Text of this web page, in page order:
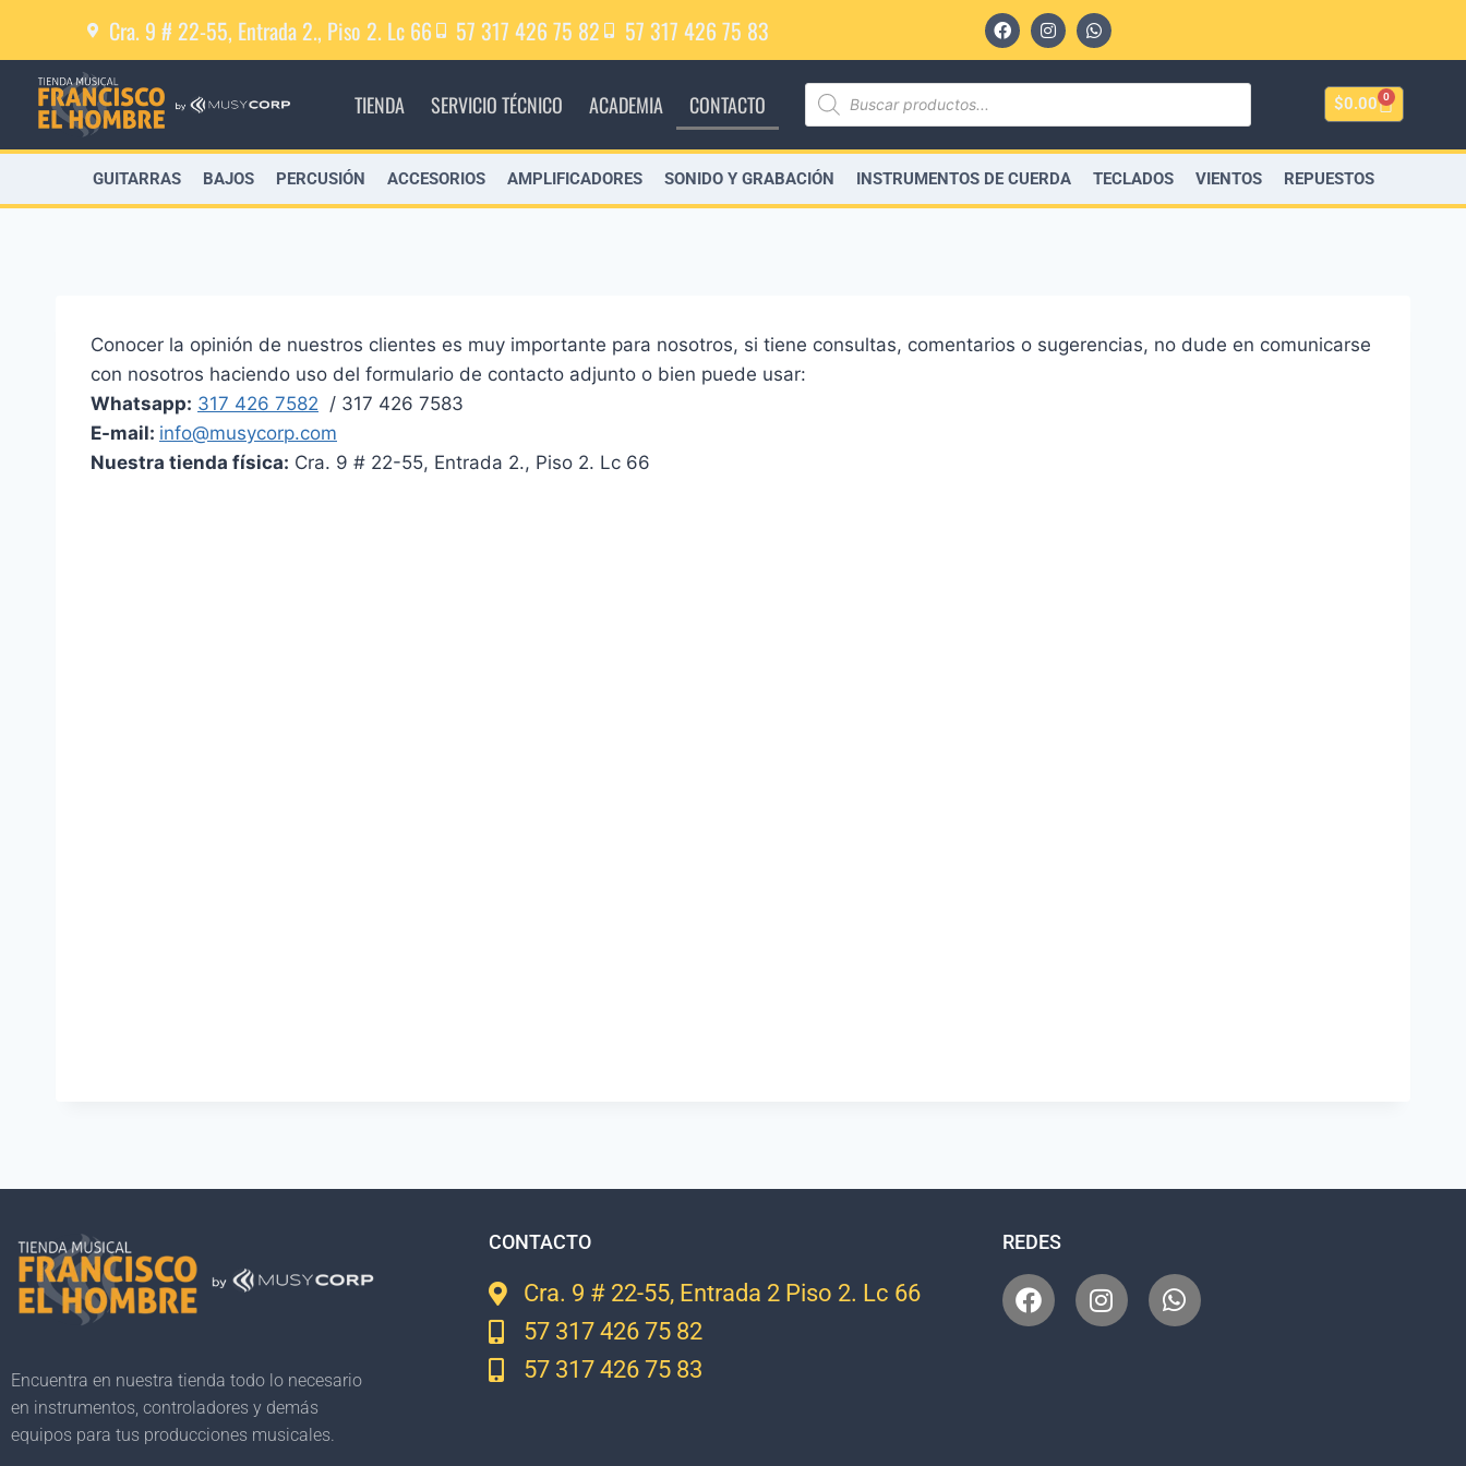
Cra. 9 # 22-55, Entrada 2., Piso 2. Lc 66 57 317 426 75 82 57 317 426 75 83
TIENDA SERVICIO TÉCNICO ACADEMIA CONTACTO $0.00 0
GUITARRAS BAJOS PERCUSIÓN ACCESORIOS AMPLIFICADORES SONIDO Y GRABACIÓN INSTRUMENTOS DE CUERDA TECLADOS VIENTOS REPUESTOS
Conocer la opinión de nuestros clientes es muy importante para nosotros, si tiene consultas, comentarios o sugerencias, no dude en comunicarse
con nosotros haciendo uso del formulario de contacto adjunto o bien puede usar:
Whatsapp: 317 426 7582 / 317 426 7583
E-mail: info@musycorp.com
Nuestra tienda física: Cra. 9 # 22-55, Entrada 2., Piso 2. Lc 66
Encuentra en nuestra tienda todo lo necesario
en instrumentos, controladores y demás
equipos para tus producciones musicales.
CONTACTO
Cra. 9 # 22-55, Entrada 2 Piso 2. Lc 66
57 317 426 75 82
57 317 426 75 83
REDES